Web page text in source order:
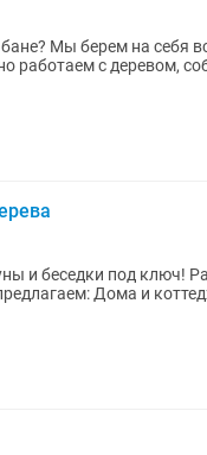
Мы берем на себя
работаем с деревом,
и беседки под ключ!
Дома и